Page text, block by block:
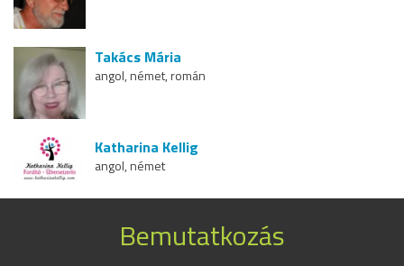
Takács Mária
angol, német, román
Katharina Kellig
angol, német
Bemutatkozás